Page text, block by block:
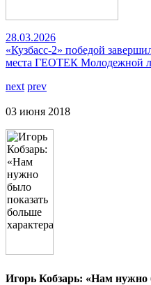
28.03.2026
«Кузбасс-2» победой
места ГЕОТЕК Молодежной
next prev
03 июня 2018
Игорь Кобзарь: «Нам нужно